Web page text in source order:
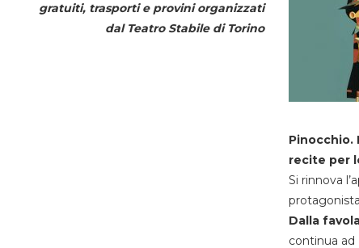
gratuiti, trasporti e provini organizzati
dal Teatro Stabile di Torino
Pinocchio.
recite per
Si rinnova
Dalla
continua ad